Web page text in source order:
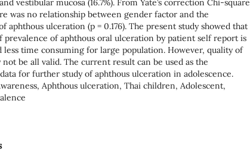
vestibular mucosa (16.7%). From Yate’s correction Chi-square
was no relationship between gender factor and the
aphthous ulceration (p = 0.176). The present study showed that
prevalence of aphthous oral ulceration by patient self report is
less time consuming for large population. However, quality of
not be all valid. The current result can be used as the
for further study of aphthous ulceration in adolescence.
Aphthous ulceration, Thai children, Adolescent,